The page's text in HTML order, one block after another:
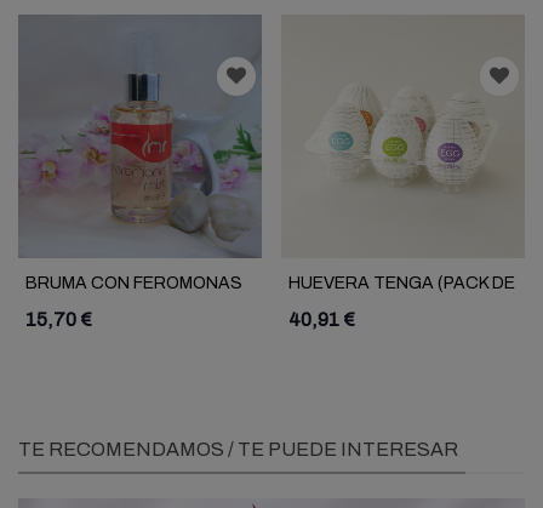
BRUMA CON FEROMONAS
WHISPER LMR
15,70 €
HUEVERA TENGA (PACK DE
6)
40,91 €
TE RECOMENDAMOS / TE PUEDE INTERESAR